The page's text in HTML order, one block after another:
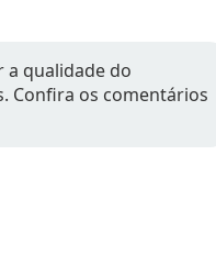
a qualidade do
Confira os comentários